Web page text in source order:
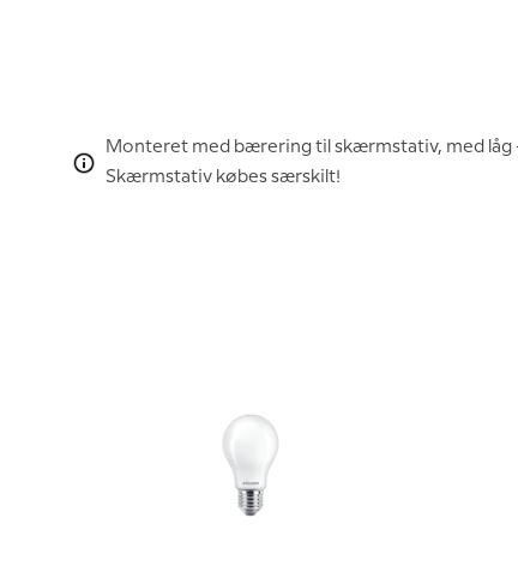
Monteret med bærering til skærmstativ, med låg
Skærmstativ købes særskilt!